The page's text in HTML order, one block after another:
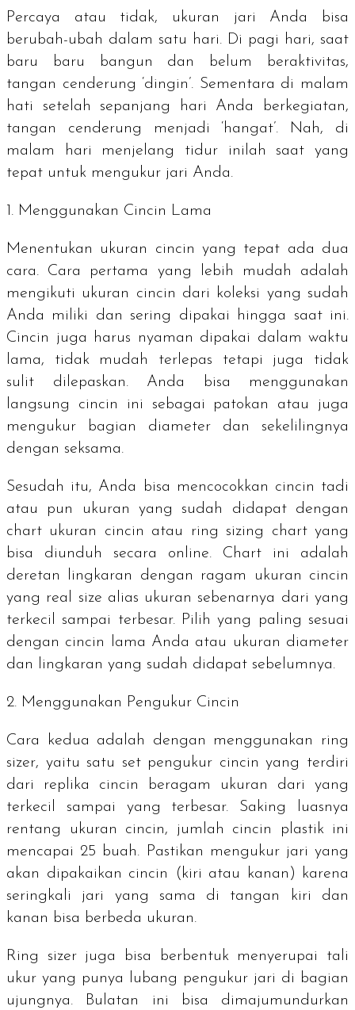
Percaya atau tidak, ukuran jari Anda bisa
berubah-ubah dalam satu hari. Di pagi hari, saat
baru baru bangun dan belum beraktivitas,
tangan cenderung ‘dingin’. Sementara di malam
hati setelah sepanjang hari Anda berkegiatan,
tangan cenderung menjadi ‘hangat’. Nah, di
malam hari menjelang tidur inilah saat yang
tepat untuk mengukur jari Anda.
1. Menggunakan Cincin Lama
Menentukan ukuran cincin yang tepat ada dua
cara. Cara pertama yang lebih mudah adalah
mengikuti ukuran cincin dari koleksi yang sudah
Anda miliki dan sering dipakai hingga saat ini.
Cincin juga harus nyaman dipakai dalam waktu
lama, tidak mudah terlepas tetapi juga tidak
sulit dilepaskan. Anda bisa menggunakan
langsung cincin ini sebagai patokan atau juga
mengukur bagian diameter dan sekelilingnya
dengan seksama.
Sesudah itu, Anda bisa mencocokkan cincin tadi
atau pun ukuran yang sudah didapat dengan
chart ukuran cincin atau ring sizing chartyang
bisa diunduh secara online. Chart ini adalah
deretan lingkaran dengan ragam ukuran cincin
yang real size alias ukuran sebenarnya dari yang
terkecil sampai terbesar. Pilih yang paling sesuai
dengan cincin lama Anda atau ukuran diameter
dan lingkaran yang sudah didapat sebelumnya.
2. Menggunakan Pengukur Cincin
Cara kedua adalah dengan menggunakan ring
sizer, yaitu satu set pengukur cincin yang terdiri
dari replika cincin beragam ukuran dari yang
terkecil sampai yang terbesar. Saking luasnya
rentang ukuran cincin, jumlah cincin plastik ini
mencapai 25 buah. Pastikan mengukur jari yang
akan dipakaikan cincin (kiri atau kanan) karena
seringkali jari yang sama di tangan kiri dan
kanan bisa berbeda ukuran.
Ring sizerjuga bisa berbentuk menyerupai tali
ukur yang punya lubang pengukur jari di bagian
ujungnya. Bulatan ini bisa dimajumundurkan